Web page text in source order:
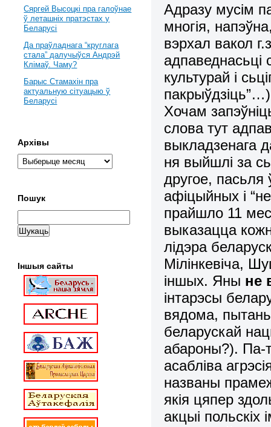
Адразу мусім
многія,
вэрхал вакол
адпаведнасьці
культурай і
Хочам
слова тут
выкладзенага
ня выйшлі за
другое, пасьля
афіцыйных і
прайшло 11
выказацца
лідэра
Мілінкевіча,
іншых. Яны не
інтарэсы
вядома,
беларускай
абароны?). Па-
асабліва
названы
якія цяпер
акцыі польскіх
Сяргей Высоцкі пра галоўнае
ў леташніх пратэстах у
Беларусі
Да праўладнага “круглага
стала” далучыўся Андрэй
Клімаў. Чаму?
Барыс Стамахін пра
актуальную сітуацыю ў
Беларусі
Архівы
Пошук
Іншыя сайты